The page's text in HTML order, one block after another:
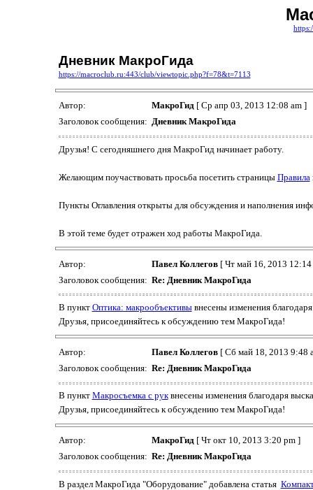
Дневник МакроГида
https://macroclub.ru:443/club/viewtopic.php?f=78&t=7113
Автор: МакроГид[ Ср апр 03, 2013 12:08 am ]
Заголовок сообщения: Дневник МакроГида
Друзья! С сегодняшнего дня МакроГид начинает работу.
Желающим поучаствовать просьба посетить страницы Правила
Пункты Оглавления открыты для обсуждения и наполнения
В этой теме будет отражен ход работы МакроГида.
Автор: Павел Коллегов[ Чт май 16, 2013 12:14
Заголовок сообщения: Re: Дневник МакроГида
В пункт Оптика: макрообъективывнесены изменения
Друзья, присоединяйтесь к обсуждению тем МакроГида!
Автор: Павел Коллегов[ Сб май 18, 2013 9:48
Заголовок сообщения: Re: Дневник МакроГида
В пункт Макросъемка с руквнесены изменения благодаря
Друзья, присоединяйтесь к обсуждению тем МакроГида!
Автор: МакроГид[ Чт окт 10, 2013 3:20 pm ]
Заголовок сообщения: Re: Дневник МакроГида
В раздел МакроГида "Оборудование" добавлена статья